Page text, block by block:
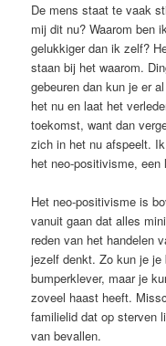
De mens staat te vaak
mij dit nu? Waarom ben
gelukkiger dan ik zelf?
staan bij het waarom.
gebeuren dan kun je er
het nu en laat het
toekomst, want dan
zich in het nu afspeelt.
het neo-positivisme,
Het neo-positivisme is
vanuit gaan dat alles
reden van het handelen
jezelf denkt. Zo kun je je
bumperklever, maar je
zoveel haast heeft.
familielid dat op sterven
van bevallen.